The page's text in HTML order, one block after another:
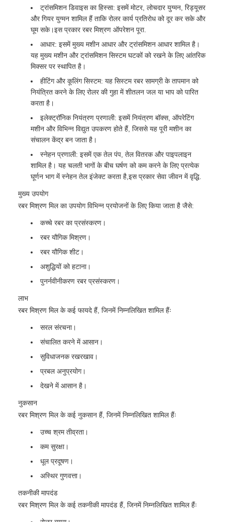
ट्रांसमिशन डिवाइस का हिस्सा: इसमें मोटर, लोचदार युग्मन, रिड्यूसर
और गियर युग्मन शामिल हैं ताकि रोलर कार्य प्रतिरोध को दूर कर सके और
घूम सके।इस प्रकार रबर मिश्रण ऑपरेशन पूरा.
आधार: इसमें मुख्य मशीन आधार और ट्रांसमिशन आधार शामिल है।
यह मुख्य मशीन और ट्रांसमिशन सिस्टम घटकों को रखने के लिए आंतरिक
मिक्सर पर स्थापित है।
हीटिंग और कूलिंग सिस्टम: यह सिस्टम रबर सामग्री के तापमान को
नियंत्रित करने के लिए रोलर की गुहा में शीतलन जल या भाप को पारित
करता है।
इलेक्ट्रॉनिक नियंत्रण प्रणाली: इसमें नियंत्रण बॉक्स, ऑपरेटिंग
मशीन और विभिन्न विद्युत उपकरण होते हैं, जिससे यह पूरी मशीन का
संचालन केंद्र बन जाता है।
स्नेहन प्रणाली: इसमें एक तेल पंप, तेल वितरक और पाइपलाइन
शामिल है। यह चलती भागों के बीच घर्षण को कम करने के लिए प्रत्येक
घूर्णन भाग में स्नेहन तेल इंजेक्ट करता है,इस प्रकार सेवा जीवन में वृद्धि.
मुख्य उपयोग
रबर मिश्रण मिल का उपयोग विभिन्न प्रयोजनों के लिए किया जाता है जैसे:
कच्चे रबर का प्रसंस्करण।
रबर यौगिक मिश्रण।
रबर यौगिक शीट।
अशुद्धियों को हटाना।
पुनर्नवीनीकरण रबर प्रसंस्करण।
लाभ
रबर मिश्रण मिल के कई फायदे हैं, जिनमें निम्नलिखित शामिल हैंः
सरल संरचना।
संचालित करने में आसान।
सुविधाजनक रखरखाव।
प्रबल अनुप्रयोग।
देखने में आसान है।
नुकसान
रबर मिश्रण मिल के कई नुकसान हैं, जिनमें निम्नलिखित शामिल हैंः
उच्च श्रम तीव्रता।
कम सुरक्षा।
धूल प्रदूषण।
अस्थिर गुणवत्ता।
तकनीकी मापदंड
रबर मिश्रण मिल के कई तकनीकी मापदंड हैं, जिनमें निम्नलिखित शामिल हैंः